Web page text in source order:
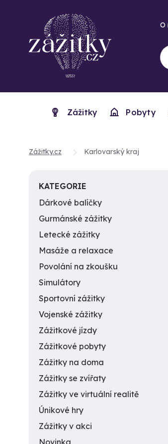
O
Zážitky Pobyty
Zážitky.cz Karlovarský kraj
KATEGORIE
Dárkové balíčky
Gurmánské zážitky
Letecké zážitky
Masáže a relaxace
Povolání na zkoušku
Simulátory
Sportovní zážitky
Vojenské zážitky
Zážitkové jízdy
Zážitkové pobyty
Zážitky na doma
Zážitky se zvířaty
Zážitky ve virtuální realitě
Únikové hry
Zážitky v akci
Novinka